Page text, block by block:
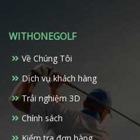
WITHONEGOLF
Về Chúng Tôi
Dịch vụ khách hàng
Trải nghiệm 3D
Chính sách